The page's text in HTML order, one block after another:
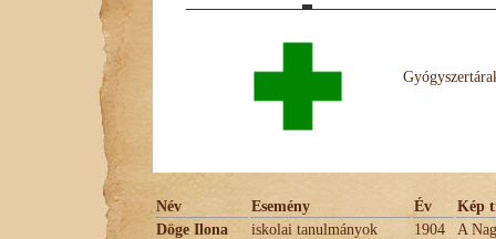
Név Esemény Év
Kép
Döge Ilona
iskolai tanulmányok 1904 A